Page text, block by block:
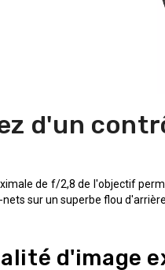
d'un
de f/2,8 de l'objectif
sur un superbe flou
d'image